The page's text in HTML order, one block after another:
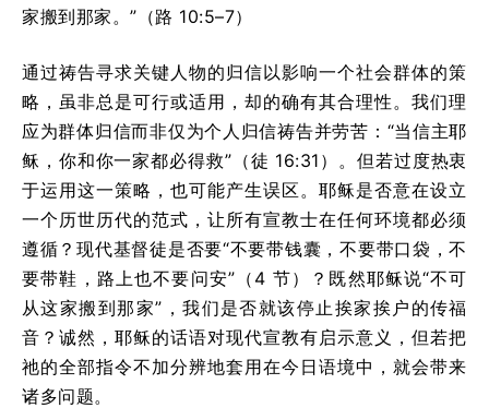
家搬到那家。”（路 10:5–7）
通过祷告寻求关键人物的归信以影响一个社会群体的策
略，虽非总是可行或适用，却的确有其合理性。我们理
应为群体归信而非仅为个人归信祷告并劳苦：“当信主耶
稣，你和你一家都必得救”（徒 16:31）。但若过度热衷
于运用这一策略，也可能产生误区。耶稣是否意在设立
一个历世历代的范式，让所有宣教士在任何环境都必须
遵循？现代基督徒是否要“不要带钱囊，不要带口袋，不
要带鞋，路上也不要问安”（4 节）？既然耶稣说“不可
从这家搬到那家”，我们是否就该停止挨家挨户的传福
音？诚然，耶稣的话语对现代宣教有启示意义，但若把
祂的全部指令不加分辨地套用在今日语境中，就会带来
诸多问题。